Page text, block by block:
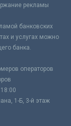
рекламы
банковских
и услугах можно
банка.
операторов
1-Б, 3-й этаж